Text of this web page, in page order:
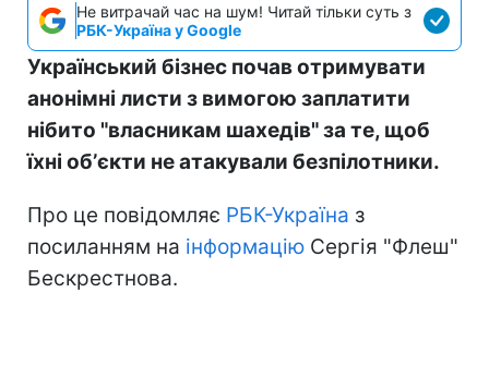
Не витрачай час на шум! Читай тільки суть з
РБК-Україна у Google
Український бізнес почав отримувати
анонімні листи з вимогою заплатити
нібито "власникам шахедів" за те, щоб
їхні обʼєкти не атакували безпілотники.
Про це повідомляє РБК-Україна з
посиланням на інформацію Сергія "Флеш"
Бескрестнова.